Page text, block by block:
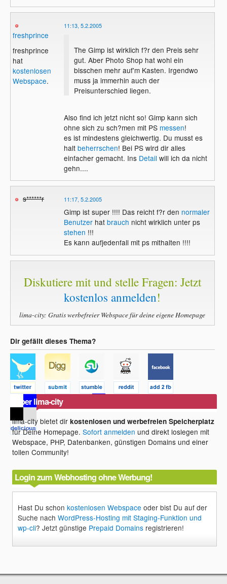
freshprince
freshprince
hat
kostenlosen
Webspace.
11:13, 5.2.2005
The Gimp ist wirklich f?r den Preis sehr
gut. Aber Photo Shop hat wohl ein
bisschen mehr auf'm Kasten. Irgendwo
muss ja immerhin auch der
Preisunterschied liegen.
Also find ich jetzt nicht so! Gimp kann sich
ohne sich zu sch?men mit PS messen!
es ist mindestens gleichwertig. Du musst es
halt beherrschen! Bei PS wird dir alles
einfacher gemacht. Ins Detail will ich da nicht
gehn....
s******r 11:17, 5.2.2005
Gimp ist super !!!! Das reicht f?r den normaler
Benutzerhat brauch nicht wirklich unter ps
stehen !!!
Es kann aufjedenfall mit ps mithalten !!!!
Diskutiere mit und stelle Fragen: Jetzt
kostenlos anmelden!
lima-city: Gratis werbefreier Webspace für deine eigene Homepage
Dir gefällt dieses Thema?
Über lima-city
lima-city bietet dirkostenlosen und werbefreien Speicherplatz
für Deine Homepage.Sofort anmelden und direkt loslegen mit
Webspace, PHP, Datenbanken, günstigen Domains und einer
tollen Community!
Login zum Webhosting ohne Werbung!
Hast Du schonkostenlosen Webspace oder bist Du auf der
Suche nachWordPress-Hosting mit Staging-Funktion und
wp-cli? Jetzt günstige Prepaid Domains registrieren!